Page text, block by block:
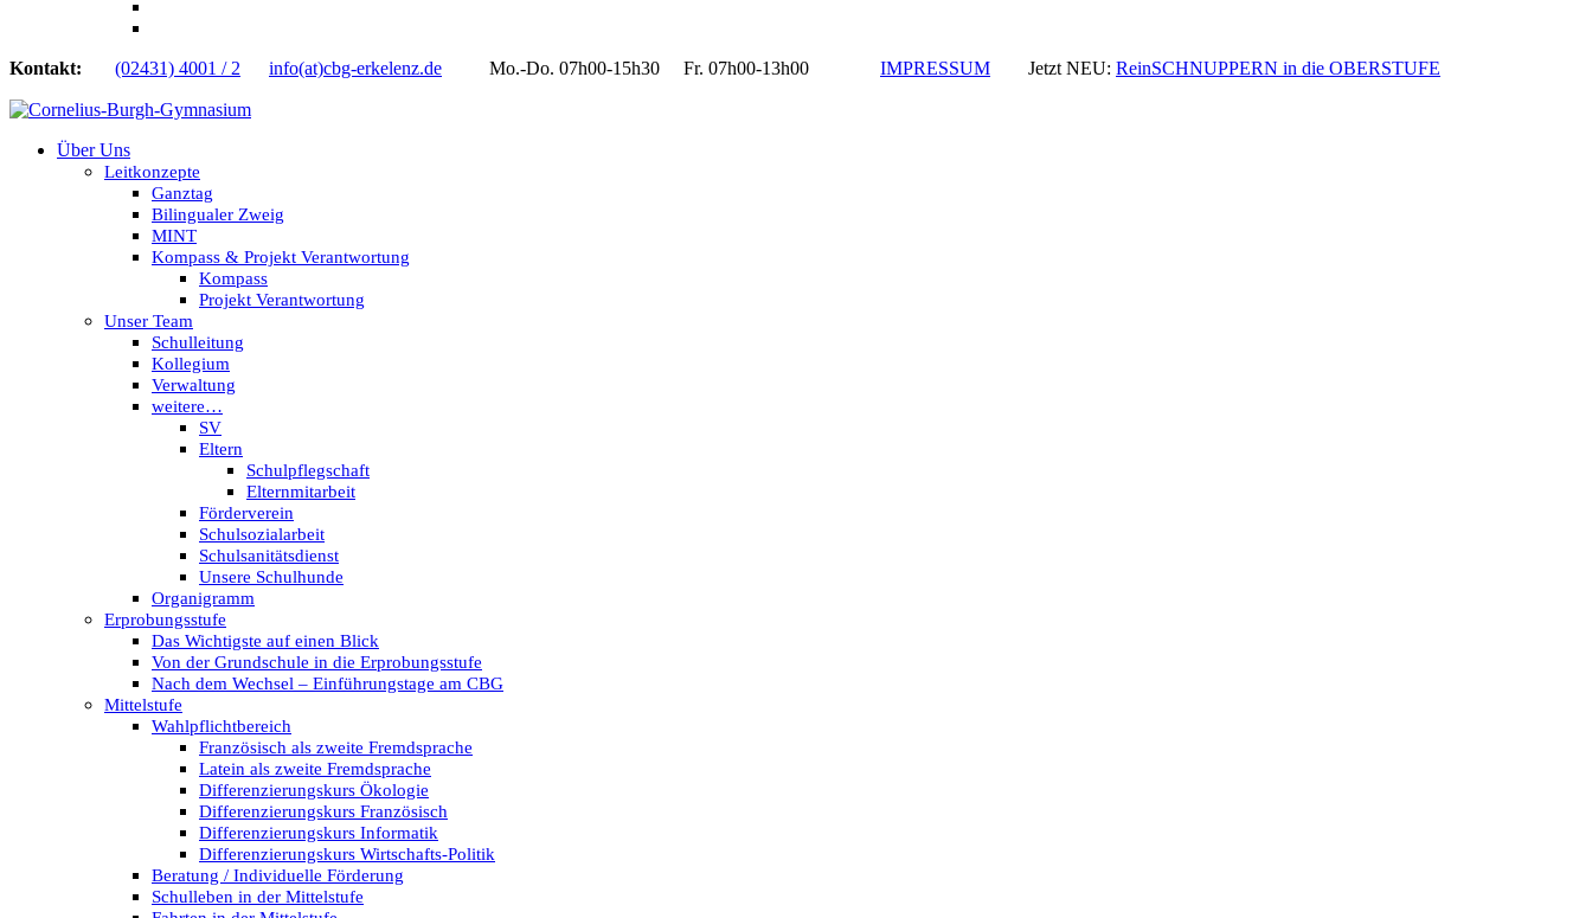
Kontakt: (02431) 4001 / 2 info(at)cbg-erkelenz.de Mo.-Do. 07h00-15h30 Fr. 07h00-13h00 IMPRESSUM Jetzt NEU: ReinSCHNUPPERN in die OBERSTUFE
Über Uns
Leitkonzepte
Ganztag
Bilingualer Zweig
MINT
Kompass & Projekt Verantwortung
Kompass
Projekt Verantwortung
Unser Team
Schulleitung
Kollegium
Verwaltung
weitere…
SV
Eltern
Schulpflegschaft
Elternmitarbeit
Förderverein
Schulsozialarbeit
Schulsanitätsdienst
Unsere Schulhunde
Organigramm
Erprobungsstufe
Das Wichtigste auf einen Blick
Von der Grundschule in die Erprobungsstufe
Nach dem Wechsel – Einführungstage am CBG
Mittelstufe
Wahlpflichtbereich
Französisch als zweite Fremdsprache
Latein als zweite Fremdsprache
Differenzierungskurs Ökologie
Differenzierungskurs Französisch
Differenzierungskurs Informatik
Differenzierungskurs Wirtschafts-Politik
Beratung / Individuelle Förderung
Schulleben in der Mittelstufe